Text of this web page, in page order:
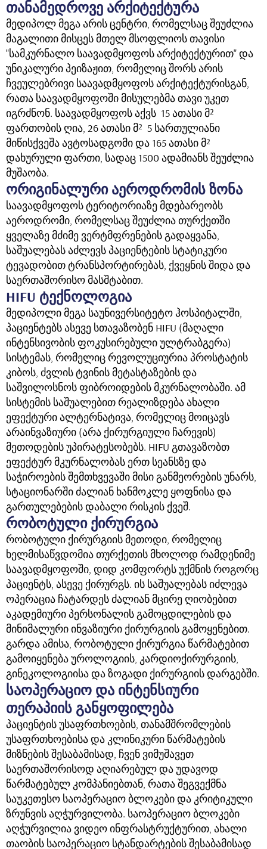
თანამედროვე არქიტექტურა
მედიპოლ მეგა არის ცენტრი, რომელსაც შეუძლია
მაგალითი მისცეს მთელ მსოფლიოს თავისი
"სამკურნალო საავადმყოფოს არქიტექტურით" და
უნიკალური პეიზაჟით, რომელიც შორს არის
ჩვეულებრივი საავადმყოფოს არქიტექტურისგან,
რათა საავადმყოფოში მისულებმა თავი უკეთ
იგრძნონ. საავადმყოფოს აქვს 15 ათასი მ²
ფართობის ღია, 26 ათასი მ² 5 სართულიანი
მიწისქვეშა ავტოსადგომი და 165 ათასი მ²
დახურული ფართი, სადაც 1500 ადამიანს შეუძლია
მუშაობა.
ორიგინალური აეროდრომის ზონა
საავადმყოფოს ტერიტორიაზე მდებარეობს
აეროდრომი, რომელსაც შეუძლია თურქეთში
ყველაზე მძიმე ვერტმფრენების გადაყვანა,
საშუალებას აძლევს პაციენტების სტატიკური
ტევადობით ტრანსპორტირებას, ქვეყნის შიდა და
საერთაშორისო მასშტაბით.
HIFU ტექნოლოგია
მედიპოლი მეგა საუნივერსიტეტო ჰოსპიტალში,
პაციენტებს ასევე სთავაზობენ HIFU (მაღალი
ინტენსივობის ფოკუსირებული ულტრაბგერა)
სისტემას, რომელიც რევოლუციურია პროსტატის
კიბოს, ძვლის ტვინის მეტასტაზების და
საშვილოსნოს ფიბროიდების მკურნალობაში. ამ
სისტემის საშუალებით რეალიზდება ახალი
ეფექტური ალტერნატივა, რომელიც მოიცავს
არაინვაზიური (არა ქირურგიული ჩარევის)
მეთოდების უპირატესობებს. HIFU გთავაზობთ
ეფექტურ მკურნალობას ერთ სეანსზე და
საჭიროების შემთხვევაში მისი განმეორების უნარს,
სტაციონარში ძალიან ხანმოკლე ყოფნისა და
გართულებების დაბალი რისკის ქვეშ.
რობოტული ქირურგია
რობოტული ქირურგიის მეთოდი, რომელიც
ხელმისაწვდომია თურქეთის მხოლოდ რამდენიმე
საავადმყოფოში, დიდ კომფორტს უქმნის როგორც
პაციენტს, ასევე ქირურგს. ის საშუალებას იძლევა
ოპერაცია ჩატარდეს ძალიან მცირე ღიობებით
აკადემიური პერსონალის გამოცდილების და
მინიმალური ინვაზიური ქირურგიის გამოყენებით.
გარდა ამისა, რობოტული ქირურგია წარმატებით
გამოიყენება უროლოგიის, კარდიოქირურგიის,
გინეკოლოგიისა და ზოგადი ქირურგიის დარგებში.
საოპერაციო და ინტენსიური
თერაპიის განყოფილება
პაციენტის უსაფრთხოების, თანამშრომლების
უსაფრთხოებისა და კლინიკური წარმატების
მიზნების შესაბამისად, ჩვენ ვიმუშავეთ
საერთაშორისოდ აღიარებულ და უდავოდ
წარმატებულ კომპანიებთან, რათა შეგვექმნა
საუკეთესო საოპერაციო ბლოკები და კრიტიკული
ზრუნვის აღჭურვილობა. საოპერაციო ბლოკები
აღჭურვილია ვიდეო ინფრასტრუქტურით, ახალი
თაობის საოპერაციო სტანდარტების შესაბამისად